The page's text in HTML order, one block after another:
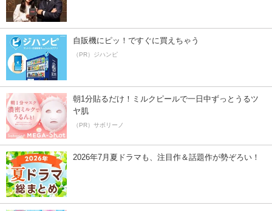
自販機にピッ！ですぐに買えちゃう
（PR）ジハンピ
朝1分貼るだけ！ミルクピールで一日中ずっとうるツ
ヤ肌
（PR）サボリーノ
2026年7月夏ドラマも、注目作＆話題作が勢ぞろい！